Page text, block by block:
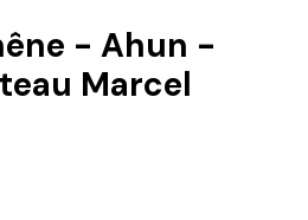
- Ahun -
Marcel